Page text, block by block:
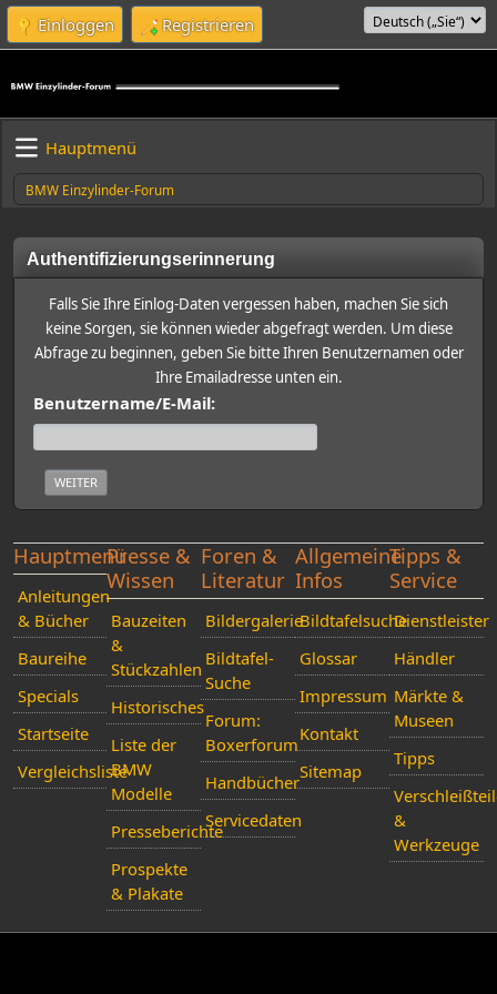
Einloggen Registrieren
Hauptmenü
BMW Einzylinder-Forum
Authentifizierungserinnerung
Falls Sie Ihre Einlog-Daten vergessen haben, machen Sie sich
keine Sorgen, sie können wieder abgefragt werden. Um diese
Abfrage zu beginnen, geben Sie bitte Ihren Benutzernamen oder
Ihre Emailadresse unten ein.
Benutzername/E-Mail:
Hauptmenü
Anleitungen
& Bücher
Baureihe
Specials
Startseite
Vergleichsliste
Presse &
Wissen
Bauzeiten
&
Stückzahlen
Historisches
Liste der
BMW
Modelle
Presseberichte
Prospekte
& Plakate
Foren &
Literatur
Bildergalerie
Bildtafel-
Suche
Forum:
Boxerforum
Handbücher
Servicedaten
Allgemeine
Infos
Bildtafelsuche
Glossar
Impressum
Kontakt
Sitemap
Tipps &
Service
Dienstleister
Händler
Märkte &
Museen
Tipps
&
Werkzeuge